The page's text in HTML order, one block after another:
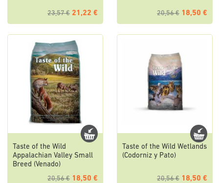
23,57 € 21,22 € 20,56 € 18,50 €
Taste of the Wild
Appalachian Valley Small
Breed (Venado)
20,56 € 18,50 €
Taste of the Wild Wetlands
(Codorniz y Pato)
20,56 € 18,50 €